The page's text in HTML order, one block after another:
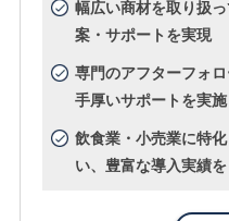
幅広い商材を取り扱
案・サポートを実現
専門のアフターフォ
手厚いサポートを実施
飲食業・小売業に特
い、豊富な導入実績